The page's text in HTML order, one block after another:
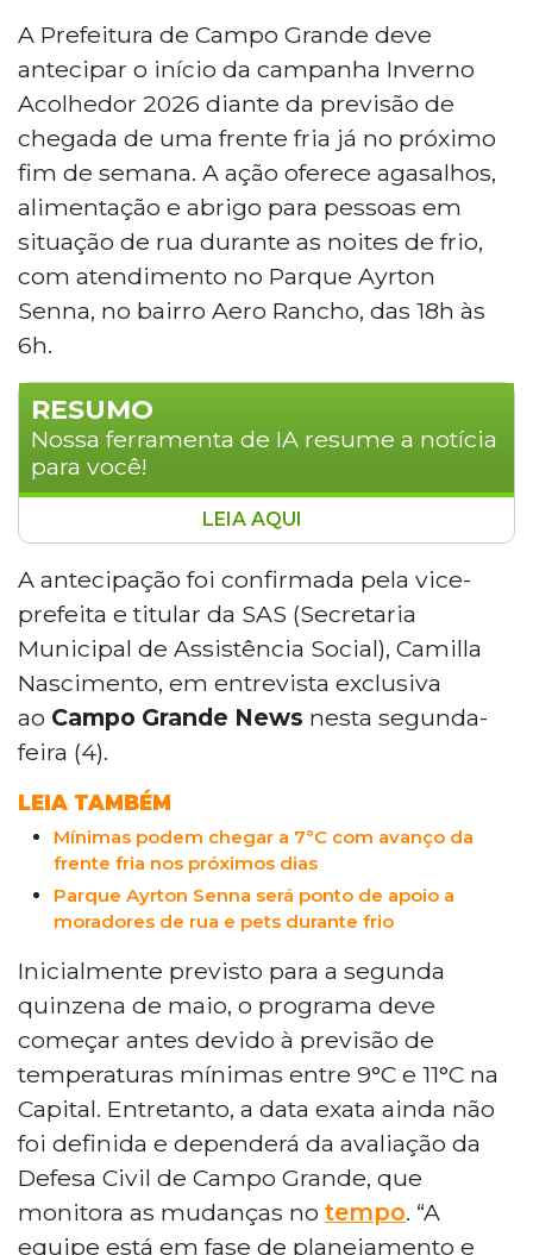
A Prefeitura de Campo Grande deve
antecipar o início da campanha Inverno
Acolhedor 2026 diante da previsão de
chegada de uma frente fria já no próximo
fim de semana. A ação oferece agasalhos,
alimentação e abrigo para pessoas em
situação de rua durante as noites de frio,
com atendimento no Parque Ayrton
Senna, no bairro Aero Rancho, das 18h às
6h.
RESUMO
Nossa ferramenta de IA resume a notícia
para você!
A Prefeitura de Campo Grande deve
antecipar a campanha Inverno Acolhedor
2026, prevista para a segunda quinzena
de maio, devido à chegada de uma frente
fria com mínimas entre 9°C e 11°C. O
programa oferece abrigo, alimentação e
agasalhos a pessoas em situação de rua
no Parque Ayrton Senna, das 18h às 6h.
em 21 dias, sem casos de hipotermia.
LEIA AQUI
A antecipação foi confirmada pela vice-
prefeita e titular da SAS (Secretaria
Municipal de Assistência Social), Camilla
Nascimento, em entrevista exclusiva
ao Campo Grande News nesta segunda-
feira (4).
LEIA TAMBÉM
Mínimas podem chegar a 7°C com avanço da
frente fria nos próximos dias
Parque Ayrton Senna será ponto de apoio a
moradores de rua e pets durante frio
Inicialmente previsto para a segunda
quinzena de maio, o programa deve
começar antes devido à previsão de
temperaturas mínimas entre 9°C e 11°C na
Capital. Entretanto, a data exata ainda não
foi definida e dependerá da avaliação da
Defesa Civil de Campo Grande, que
monitora as mudanças no tempo. “A
equipe está em fase de planejamento e